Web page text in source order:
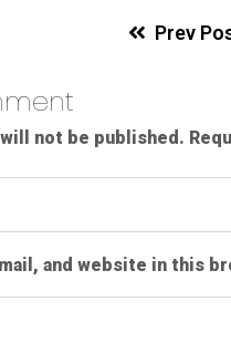
Prev
not be published.
and website in this